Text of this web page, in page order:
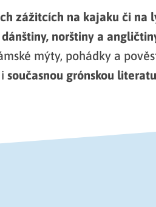
zážitcích na kajaku či na
norštiny a
mýty, pohádky a
současnou grónskou